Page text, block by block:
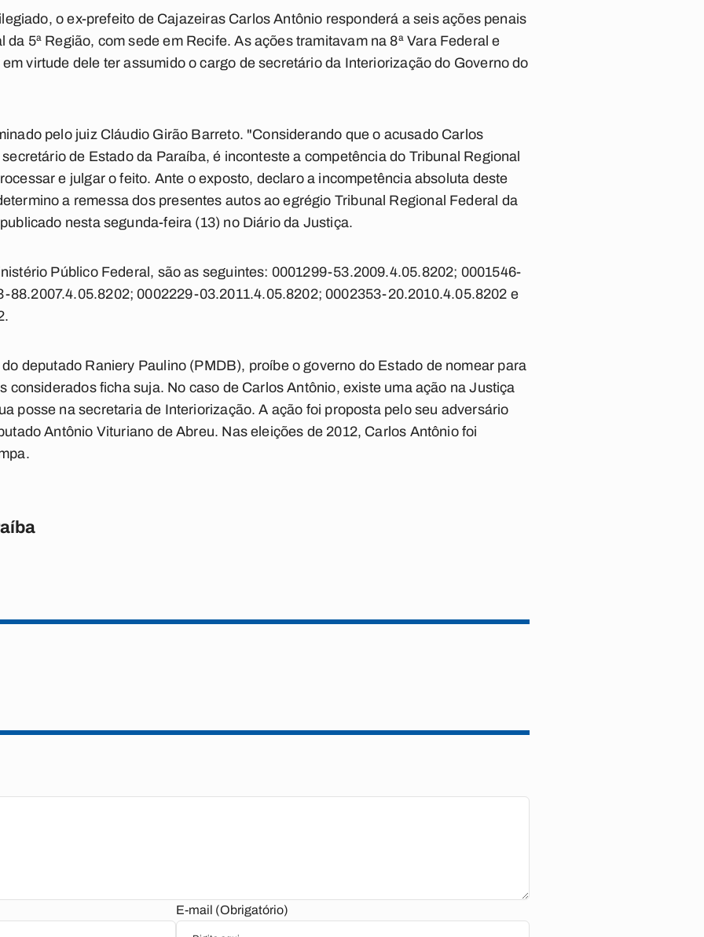
o ex-prefeito de Cajazeiras Carlos Antônio responderá a seis ações penais
da 5ª Região, com sede em Recife. As ações tramitavam na 8ª Vara Federal e
virtude dele ter assumido o cargo de secretário da Interiorização do Governo do
pelo juiz Cláudio Girão Barreto. "Considerando que o acusado Carlos
de Estado da Paraíba, é inconteste a competência do Tribunal Regional
e julgar o feito. Ante o exposto, declaro a incompetência absoluta deste
a remessa dos presentes autos ao egrégio Tribunal Regional Federal da
nesta segunda-feira (13) no Diário da Justiça.
Público Federal, são as seguintes: 0001299-53.2009.4.05.8202; 0001546-
88.2007.4.05.8202; 0002229-03.2011.4.05.8202; 0002353-20.2010.4.05.8202 e
deputado Raniery Paulino (PMDB), proíbe o governo do Estado de nomear para
considerados ficha suja. No caso de Carlos Antônio, existe uma ação na Justiça
posse na secretaria de Interiorização. A ação foi proposta pelo seu adversário
Antônio Vituriano de Abreu. Nas eleições de 2012, Carlos Antônio foi
E-mail (Obrigatório)